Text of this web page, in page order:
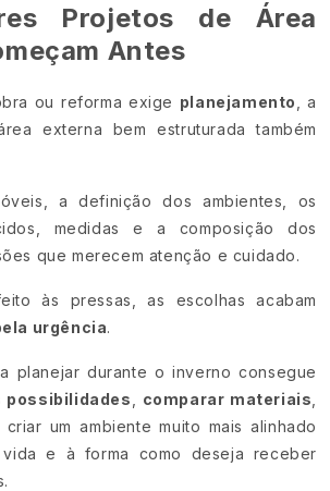
Projetos de Área
Antes
ou reforma exige planejamento
, a
externa bem estruturada também
a definição dos ambientes, os
medidas e a composição dos
que merecem atenção e cuidado.
às pressas, as escolhas acabam
urgência.
planejar durante o inverno consegue
possibilidades comparar materiais
criar um ambiente muito mais alinhado
e à forma como deseja receber